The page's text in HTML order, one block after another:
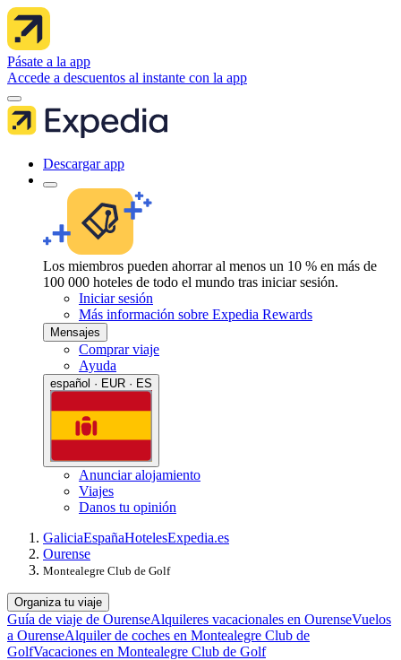
Pásate a la app
Accede a descuentos al instante con la app
Descargar app
Los miembros pueden ahorrar al menos un 10 % en más de
100 000 hoteles de todo el mundo tras iniciar sesión.
Iniciar sesión
Más información sobre Expedia Rewards
Mensajes
Comprar viaje
Ayuda
español · EUR · ES
Anunciar alojamiento
Viajes
Danos tu opinión
GaliciaEspañaHotelesExpedia.es
Ourense
Montealegre Club de Golf
Organiza tu viaje
Guía de viaje de OurenseAlquileres vacacionales en OurenseVuelos
a OurenseAlquiler de coches en Montealegre Club de
GolfVacaciones en Montealegre Club de Golf